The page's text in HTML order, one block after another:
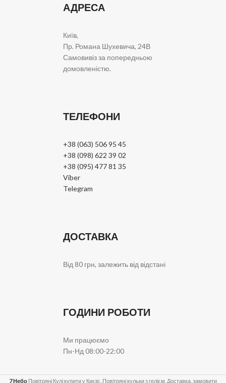
АДРЕСА
Київ,
Пр. Романа Шухевича, 24В
Самовивіз за попередньою
домовленістю.
ТЕЛЕФОНИ
+38 (063) 506 95 45
+38 (098) 622 39 02
+38 (095) 477 81 35
Viber
Telegram
ДОСТАВКА
Від 80 грн, залежить від відстані
ГОДИНИ РОБОТИ
Ми працюємо
Пн-Нд 08:00-22:00
7 Небо Повітряні Кулі купити у Києві . Повітряні кульки з гелієм. Доставка, замовити